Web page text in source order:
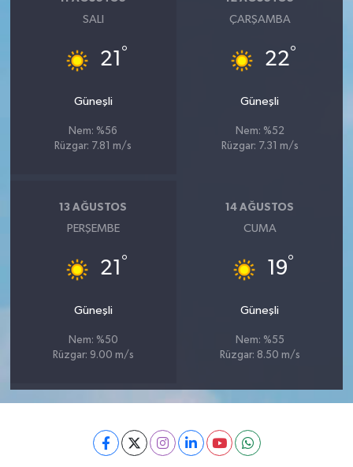
SALI
21 °
Güneşli
Nem: %56
Rüzgar: 7.81 m/s
ÇARŞAMBA
22°
Güneşli
Nem: %52
Rüzgar: 7.31 m/s
13 AĞUSTOS
PERŞEMBE
21 °
Güneşli
Nem: %50
Rüzgar: 9.00 m/s
14 AĞUSTOS
CUMA
19°
Güneşli
Nem: %55
Rüzgar: 8.50 m/s